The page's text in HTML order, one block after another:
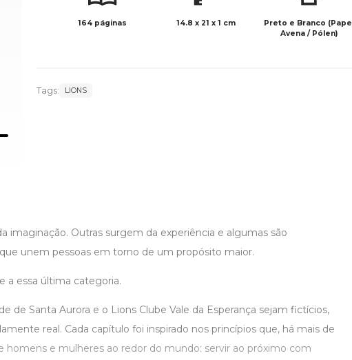
164 páginas 14.8 x 21 x 1 cm
Preto e Branco (Papel
Avena / Pólen)
Tags: LIONS
imaginação. Outras surgem da experiência e algumas são
unem pessoas em torno de um propósito maior.
a essa última categoria.
de Santa Aurora e o Lions Clube Vale da Esperança sejam fictícios,
real. Cada capítulo foi inspirado nos princípios que, há mais de
homens e mulheres ao redor do mundo: servir ao próximo com